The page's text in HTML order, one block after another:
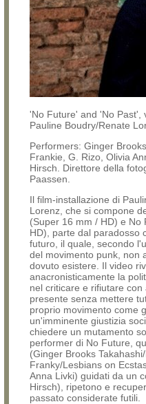
'No Future' and 'No Past',
Pauline Boudry/Renate
Performers: Ginger
Frankie, G. Rizo, Olivia
Hirsch. Direttore della
Paassen.
Il film-installazione di
Lorenz, che si compone
(Super 16 mm / HD) e No
HD), parte dal paradosso
futuro, il quale, secondo
del movimento punk, non
dovuto esistere. Il video
anacronisticamente la
nel criticare e rifiutare con
presente senza mettere
proprio movimento come
un'imminente giustizia
chiedere un mutamento
performer di No Future,
(Ginger Brooks
Franky/Lesbians on
Anna Livki) guidati da un
Hirsch), ripetono e
passato considerate futili.